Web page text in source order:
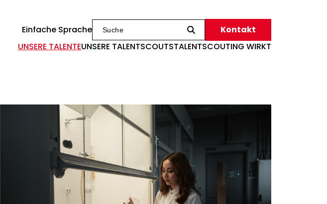
Einfache Sprache
Kontakt
UNSERE TALENTEUNSERE TALENTSCOUTSTALENTSCOUTING WIRKT